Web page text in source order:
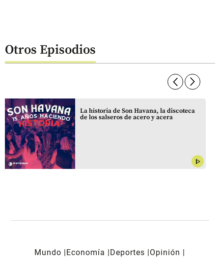
Otros Episodios
arrow_forward_ios
La historia de Son Havana, la discoteca
de los salseros de acero y acera
play_arrow
arrow_forward_ios
Mundo Economía Deportes
Opinión